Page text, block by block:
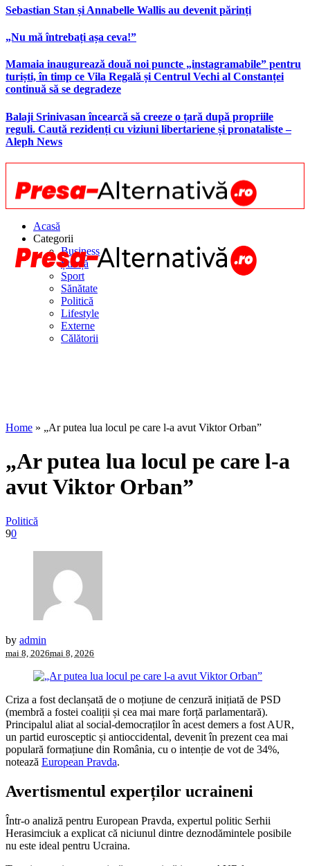
Sebastian Stan și Annabelle Wallis au devenit părinți
„Nu mă întrebați așa ceva!”
Mamaia inaugurează două noi puncte „instagramabile” pentru
turiști, în timp ce Vila Regală și Centrul Vechi al Constanței
continuă să se degradeze
Balaji Srinivasan încearcă să creeze o țară după propriile
reguli. Caută rezidenți cu viziuni libertariene și pronataliste –
Aleph News
Acasă
Categorii
Business
Știință
Sport
Sănătate
Politică
Lifestyle
Externe
Călătorii
Home » „Ar putea lua locul pe care l-a avut Viktor Orban”
„Ar putea lua locul pe care l-a
avut Viktor Orban”
Politică
90
by admin
mai 8, 2026mai 8, 2026
Criza a fost declanșată de o moțiune de cenzură inițiată de PSD
(membră a fostei coaliții și cea mai mare forță parlamentară).
Principalul aliat al social-democraților în acest demers a fost AUR,
un partid eurosceptic și antioccidental, devenit în prezent cea mai
populară formațiune din România, cu o intenție de vot de 34%,
notează European Pravda.
Avertismentul experților ucraineni
Într-o analiză pentru European Pravda, expertul politic Serhii
Herasimciuk a explicat că niciunul dintre deznodămintele posibile
nu este ideal pentru Ucraina.